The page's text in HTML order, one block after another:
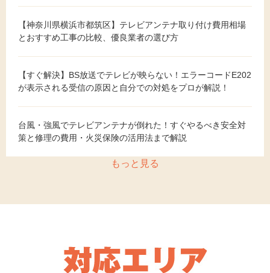
【神奈川県横浜市都筑区】テレビアンテナ取り付け費用相場
とおすすめ工事の比較、優良業者の選び方
【すぐ解決】BS放送でテレビが映らない！エラーコードE202
が表示される受信の原因と自分での対処をプロが解説！
台風・強風でテレビアンテナが倒れた！すぐやるべき安全対
策と修理の費用・火災保険の活用法まで解説
もっと見る